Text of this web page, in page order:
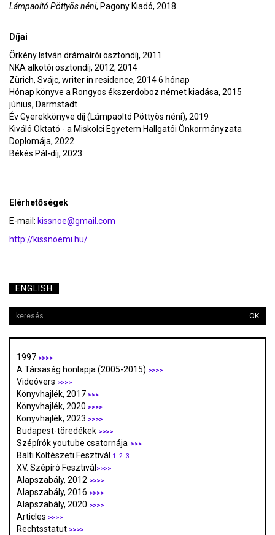
Lámpaoltó Pöttyös néni, Pagony Kiadó, 2018
Díjai
Örkény István drámaírói ösztöndíj, 2011
NKA alkotói ösztöndíj, 2012, 2014
Zürich, Svájc, writer in residence, 2014 6 hónap
Hónap könyve a Rongyos ékszerdoboz német kiadása, 2015
június, Darmstadt
Év Gyerekkönyve díj (Lámpaoltó Pöttyös néni), 2019
Kiváló Oktató - a Miskolci Egyetem Hallgatói Önkormányzata
Doplomája, 2022
Békés Pál-díj, 2023
Elérhetőségek
E-mail: kissnoe@gmail.com
http://kissnoemi.hu/
ENGLISH
OK
1997 >>>>
A Társaság honlapja (2005-2015) >>>>
Videóvers >>>>
Könyvhajlék, 2017 >>>
Könyvhajlék, 2020 >>>>
Könyvhajlék, 2023 >>>>
Budapest-töredékek >>>>
Szépírók youtube csatornája >>>
Balti Költészeti Fesztivál 1. 2. 3.
XV. Szépíró Fesztivál >>>>
Alapszabály, 2012 >>>>
Alapszabály, 2016 >>>>
Alapszabály, 2020 >>>>
Articles >>>>
Rechtsstatut >>>>